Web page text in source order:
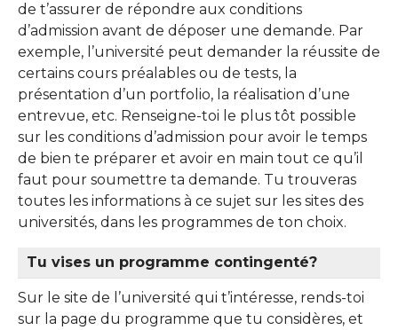
de t’assurer de répondre aux conditions
d’admission avant de déposer une demande. Par
exemple, l’université peut demander la réussite de
certains cours préalables ou de tests, la
présentation d’un portfolio, la réalisation d’une
entrevue, etc. Renseigne-toi le plus tôt possible
sur les conditions d’admission pour avoir le temps
de bien te préparer et avoir en main tout ce qu’il
faut pour soumettre ta demande. Tu trouveras
toutes les informations à ce sujet sur les sites des
universités, dans les programmes de ton choix.
Tu vises un programme contingenté?
Sur le site de l’université qui t’intéresse, rends-toi
sur la page du programme que tu considères, et